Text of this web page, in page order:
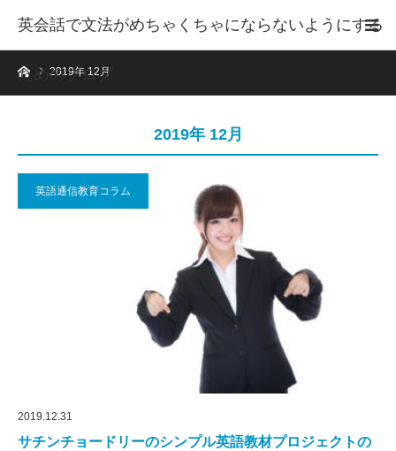
英会話で文法がめちゃくちゃにならないようにする
ためのブログ
ホーム2019年 12月
2019年 12月
英語通信教育コラム
2019.12.31
サチンチョードリーのシンプル英語教材プロジェクトの